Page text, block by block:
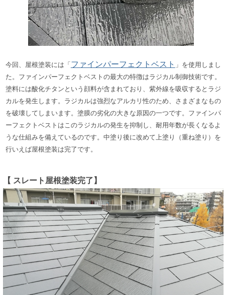
今回、屋根塗装には「 ファインパーフェクトベスト 」を使用しまし
た。 ファインパーフェクトベストの最大の特徴はラジカル制御技術です。
塗料には酸化チタン という顔料が含まれており、紫外線を吸収するとラジ
カルを発生します。ラジカルは強烈なアルカリ性のため、さまざまなもの
を破壊してしまいます。塗膜の劣化の大きな原因の一つです。 ファインパ
ーフェクトベストはこのラジカルの発生を抑制し、耐用年数が長くなるよ
うな仕組みを備えているのです。 中塗り後に改めて上塗り（重ね塗り）を
行いえば屋根塗装は完了です。
【 スレート屋根塗装完了】